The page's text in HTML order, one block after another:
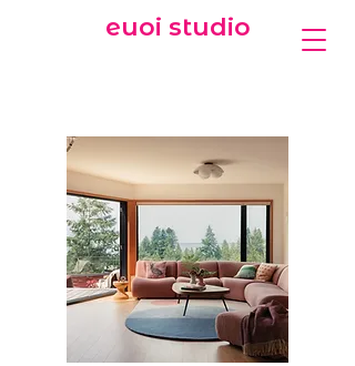
euoi studio